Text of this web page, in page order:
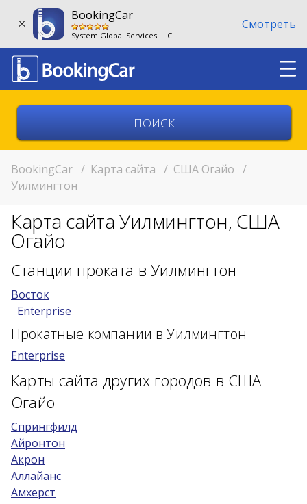
BookingCar
System Global Services LLC
Смотреть
Выберите город
Возврат в другом месте?
Возраст 25-70 лет?
Купон/промо
BookingCar / Карта сайта / США Огайо /
Уилмингтон
Карта сайта Уилмингтон, США
Огайо
Станции проката в Уилмингтон
Восток
- Enterprise
Прокатные компании в Уилмингтон
Enterprise
Карты сайта других городов в США
Огайо
Cпрингфилд
Айронтон
Акрон
Аллайанс
Амхерст